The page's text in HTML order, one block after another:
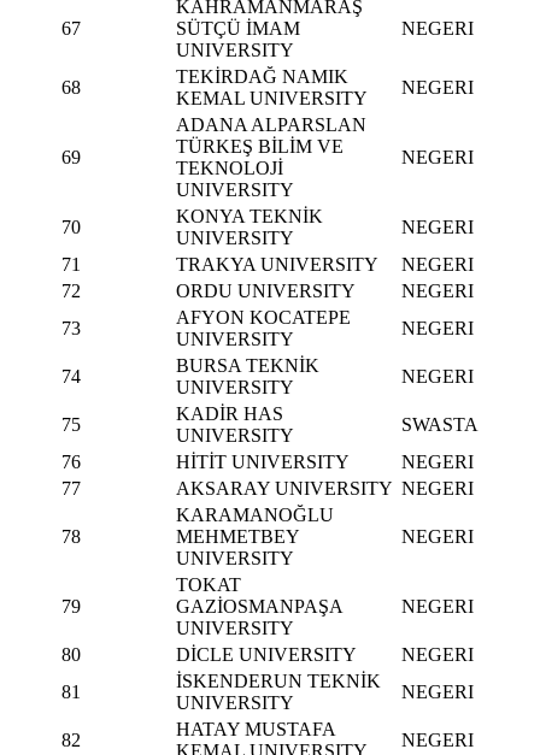
67
KAHRAMANMARAŞ
SÜTÇÜ İMAM
UNIVERSITY
NEGERI
68
TEKİRDAĞ NAMIK
KEMAL UNIVERSITY
NEGERI
69
ADANA ALPARSLAN
TÜRKEŞ BİLİM VE
TEKNOLOJİ
UNIVERSITY
NEGERI
70
KONYA TEKNİK
UNIVERSITY
NEGERI
71
TRAKYA UNIVERSITY
NEGERI
72
ORDU UNIVERSITY
NEGERI
73
AFYON KOCATEPE
UNIVERSITY
NEGERI
74
BURSA TEKNİK
UNIVERSITY
NEGERI
75
KADİR HAS
UNIVERSITY
SWASTA
76
HİTİT UNIVERSITY
NEGERI
77
AKSARAY UNIVERSITY NEGERI
78
KARAMANOĞLU
MEHMETBEY
UNIVERSITY
NEGERI
79
TOKAT
GAZİOSMANPAŞA
UNIVERSITY
NEGERI
80 DİCLE UNIVERSITY
NEGERI
81
İSKENDERUN TEKNİK
UNIVERSITY
NEGERI
82
HATAY MUSTAFA
NEGERI